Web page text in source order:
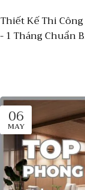
Thiết Kế Thi
- 1 Tháng Chuẩn
06
MAY